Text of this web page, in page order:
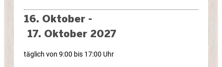
16. Oktober -
17. Oktober 2027
täglich von 9:00 bis 17:00 Uhr